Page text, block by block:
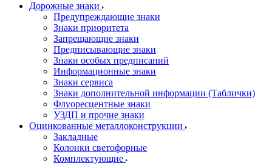
Дорожные знаки
Предупреждающие знаки
Знаки приоритета
Запрещающие знаки
Предписывающие знаки
Знаки особых предписаний
Информационные знаки
Знаки сервиса
Знаки дополнительной информации (Таблички)
Флуоресцентные знаки
УЗДП и прочие знаки
Оцинкованные металлоконструкции
Закладные
Колонки светофорные
Комплектующие